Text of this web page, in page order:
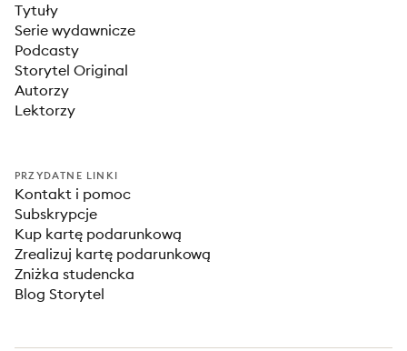
Tytuły
Serie wydawnicze
Podcasty
Storytel Original
Autorzy
Lektorzy
PRZYDATNE LINKI
Kontakt i pomoc
Subskrypcje
Kup kartę podarunkową
Zrealizuj kartę podarunkową
Zniżka studencka
Blog Storytel